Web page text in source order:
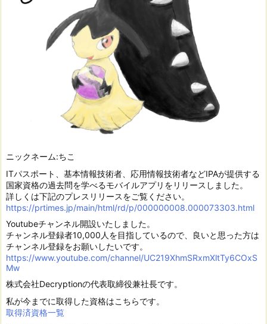
ニックネーム:ちこ
ITパスポート、基本情報技術者、応用情報技術者などIPAが提供する
国家資格の過去問を学べるモバイルアプリをリリースしました。
詳しくは下記のプレスリリースをご覧ください。
https://prtimes.jp/main/html/rd/p/000000008.000073303.html
Youtubeチャンネル開設いたしました。
チャンネル登録者10,000人を目指しているので、良いと思った方は
チャンネル登録をお願いしたいです。
https://www.youtube.com/channel/UC219XhmSRxmXltTy6COxS
Mw
株式会社Decryptionの代表取締役兼社長です。
私が今までに取得した資格はこちらです。
取得済資格一覧